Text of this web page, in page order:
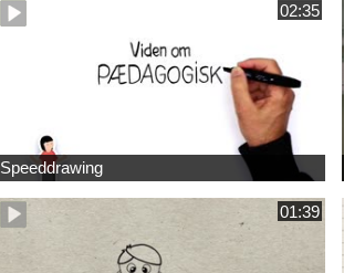
02:35
Speeddrawing
01:39